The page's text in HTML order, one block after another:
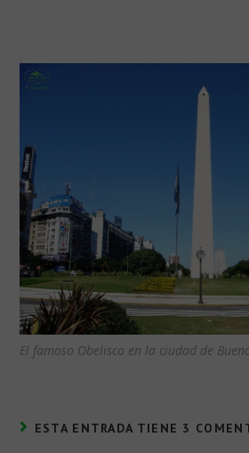
El famoso Obelisco en la ciudad de
ESTA ENTRADA TIENE 3